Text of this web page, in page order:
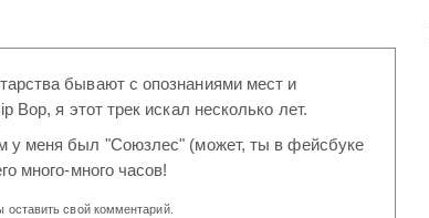
бывают с опознаниями мест и
Bop, я этот трек искал несколько лет.
у меня был "Союзлес" (может, ты в фейсбуке
много-много часов!
оставить свой комментарий.